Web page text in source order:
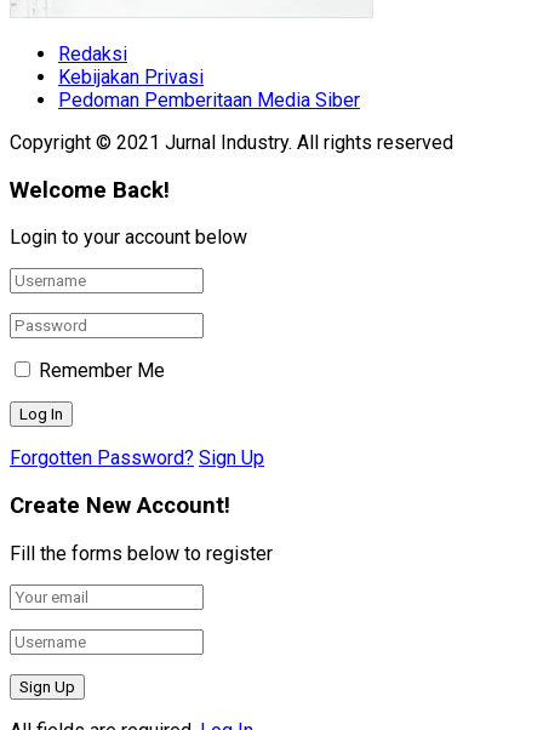
Redaksi
Kebijakan Privasi
Pedoman Pemberitaan Media Siber
Copyright © 2021 Jurnal Industry. All rights reserved
Welcome Back!
Login to your account below
Remember Me
Forgotten Password? Sign Up
Create New Account!
Fill the forms below to register